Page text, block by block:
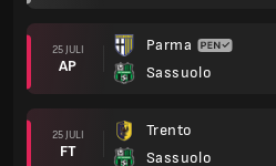
25 JULI
AP
Parma
Sassuolo
25 JULI
FT
Trento
Sassuolo